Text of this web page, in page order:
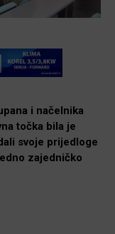
i načelnika
točka bila je
svoje prijedloge
zajedničko